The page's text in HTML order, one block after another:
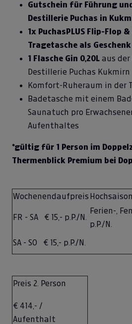
Gutschein für Führung
Destillerie Puchas in
1x PuchasPLUS Flip-Flop
Tragetasche als Geschenk
1 Flasche Gin 0,20L aus der
Destillerie Puchas Kukmirn
Komfort-Ruheraum in der
Badetasche mit einem
Saunatuch pro
Aufenthaltes
*gültig für 1 Person im
Thermenblick Premium bei
Wochenendaufpreis
FR - SA € 15,- p.P./N.
Ferien-,
p.P./N.
SA - SO € 15,- p.P./N.
Preis 2. Person
€ 414,- /
Aufenthalt